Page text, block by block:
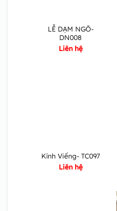
LỄ DẠM NGÕ-
DN008
Liên hệ
Kính Viếng- TC097
Liên hệ